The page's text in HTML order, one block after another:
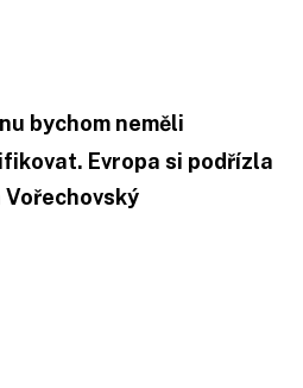
bychom neměli
Evropa si podřízla
Vořechovský